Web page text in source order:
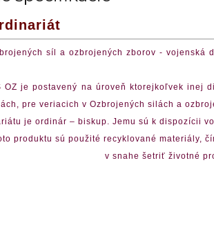
síl a ozbrojených zborov - vojenská
je postavený na úroveň ktorejkoľvek inej
pre veriacich v Ozbrojených silách a
je ordinár – biskup. Jemu sú k dispozícii
produktu sú použité recyklované materiály,
v snahe šetriť životné